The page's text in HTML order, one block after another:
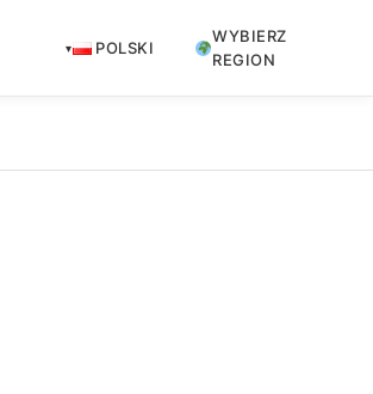
POLSKI
WYBIERZ
REGION